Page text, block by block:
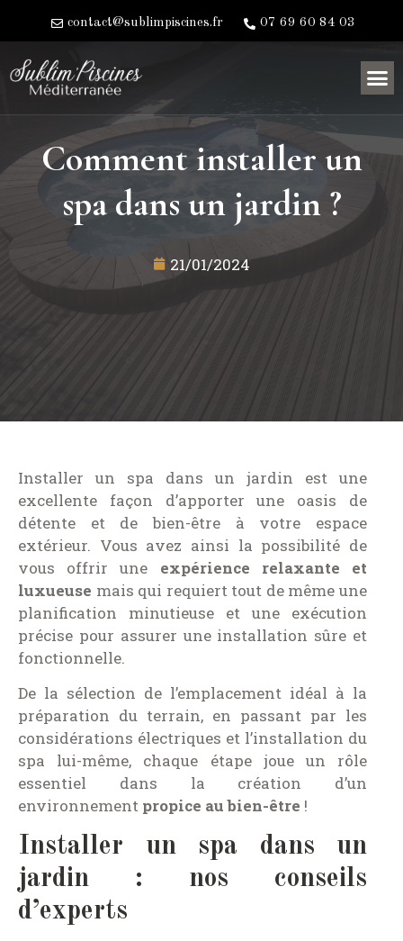
contact@sublimpiscines.fr 07 69 60 84 03
Comment installer un
spa dans un jardin ?
21/01/2024
Installer un spa dans un jardin est une
excellente façon d’apporter une oasis de
détente et de bien-être à votre espace
extérieur. Vous avez ainsi la possibilité de
vous offrir une expérience relaxante et
luxueuse mais qui requiert tout de même une
planification minutieuse et une exécution
précise pour assurer une installation sûre et
fonctionnelle.
De la sélection de l’emplacement idéal à la
préparation du terrain, en passant par les
considérations électriques et l’installation du
spa lui-même, chaque étape joue un rôle
essentiel dans la création d’un
environnement propice au bien-être !
Installer un spa dans un
jardin : nos conseils
d’experts